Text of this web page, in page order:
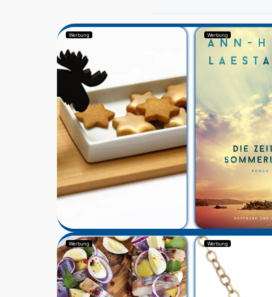
Werbung Werbung
Werbung Werbung